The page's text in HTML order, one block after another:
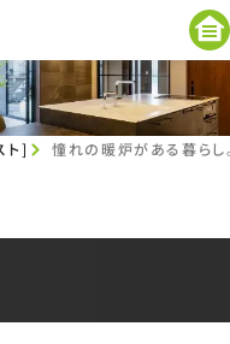
ト] 憧れの暖炉がある暮らし